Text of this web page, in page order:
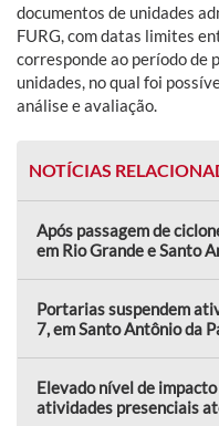
documentos de unidades
FURG, com datas limites
corresponde ao período de
unidades, no qual foi
análise e avaliação.
NOTÍCIAS
Após passagem de
em Rio Grande e Santo
Portarias suspendem
7, em Santo Antônio da
Elevado nível de
atividades presenciais